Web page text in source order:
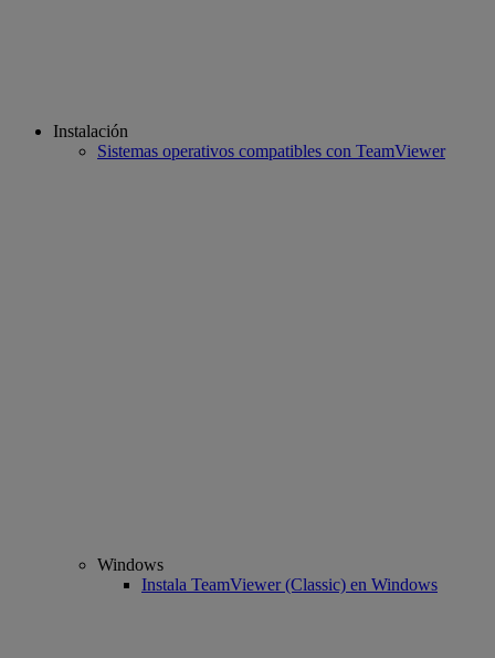
Instalación
Sistemas operativos compatibles con TeamViewer
Windows
Instala TeamViewer (Classic) en Windows